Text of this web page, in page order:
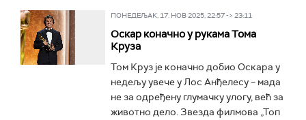
ПОНЕДЕЉАК, 17. НОВ 2025, 22:57 -> 23:11
Оскар коначно у рукама Тома
Круза
Том Круз је коначно добио Оскара у
недељу увече у Лос Анђелесу – мада
не за одређену глумачку улогу, већ за
животно дело. Звезда филмова „Топ